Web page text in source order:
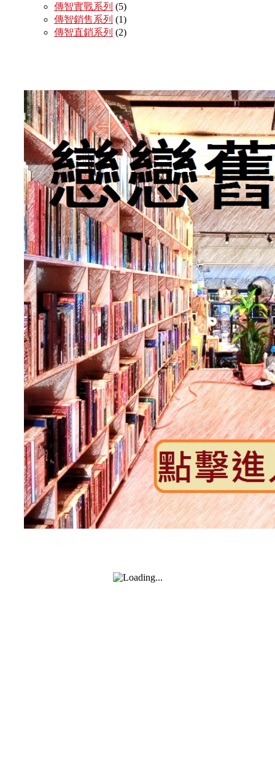
傳智實戰系列 (5)
傳智銷售系列 (1)
傳智直銷系列 (2)